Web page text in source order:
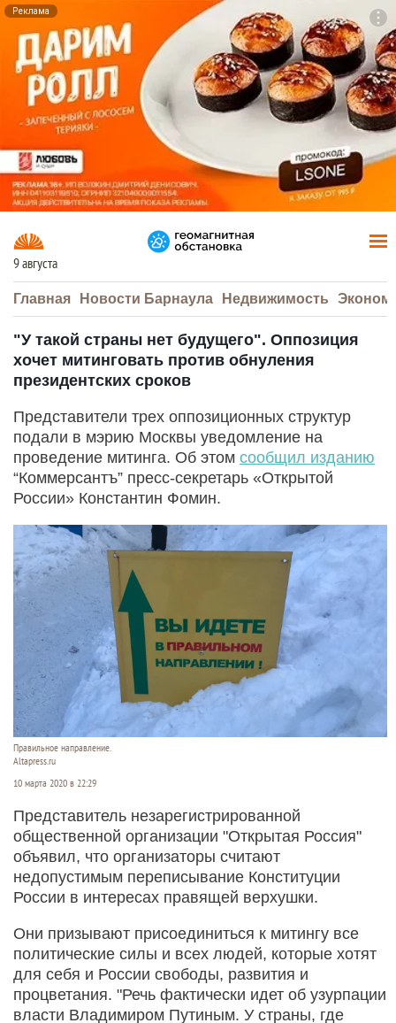
Реклама
9 августа
Главная Новости Барнаула Недвижимость
"У такой страны нет будущего". Оппозиция
хочет митинговать против обнуления
президентских сроков
Представители трех оппозиционных структур
подали в мэрию Москвы уведомление на
проведение митинга. Об этом сообщил изданию
“Коммерсантъ” пресс-секретарь «Открытой
России» Константин Фомин.
Правильное направление.
Altapress.ru
10 марта 2020 в 22:29
Представитель незарегистрированной
общественной организации "Открытая Россия"
объявил, что организаторы считают
недопустимым переписывание Конституции
России в интересах правящей верхушки.
Они призывают присоединиться к митингу все
политические силы и всех людей, которые хотят
для себя и России свободы, развития и
процветания. "Речь фактически идет об узурпации
власти Владимиром Путиным. У страны, где